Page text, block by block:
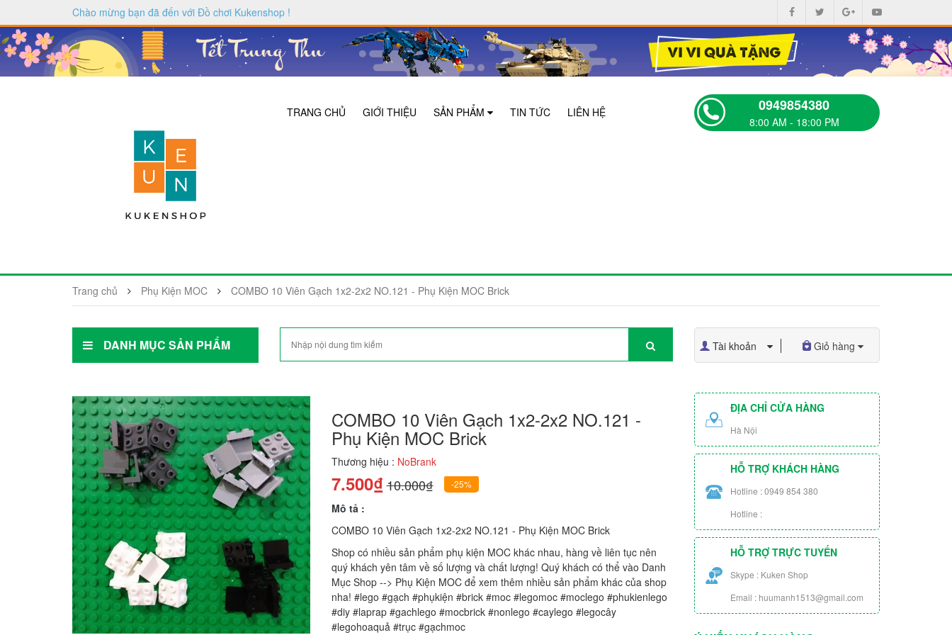
Chào mừng bạn đã đến với Đồ chơi Kukenshop !
TRANG CHỦ GIỚI THIỆU SẢN PHẨM TIN TỨC LIÊN HỆ 0949854380
8:00 AM - 18:00 PM
Trang chủ Phụ Kiện MOC COMBO 10 Viên Gạch 1x2-2x2 NO.121 - Phụ Kiện MOC Brick
DANH MỤC SẢN PHẨM Tài khoản Giỏ hàng
COMBO 10 Viên Gạch 1x2-2x2 NO.121 -
Phụ Kiện MOC Brick
Thương hiệu : NoBrank
7.500₫10.000₫ -25%
Mô tả :
COMBO 10 Viên Gạch 1x2-2x2 NO.121 - Phụ Kiện MOC Brick
Shop có nhiều sản phẩm phụ kiện MOC khác nhau, hàng về liên tục nên
quý khách yên tâm về số lượng và chất lượng! Quý khách có thể vào Danh
Mục Shop --> Phụ Kiện MOC để xem thêm nhiều sản phẩm khác của shop
nha! #lego #gạch #phụkiện #brick #moc #legomoc #moclego #phukienlego
#diy #laprap #gachlego #mocbrick #nonlego #caylego #legocây
#legohoaquả #trục #gạchmoc
ĐỊA CHỈ CỬA HÀNG
Hà Nội
HỖ TRỢ KHÁCH HÀNG
Hotline : 0949 854 380
Hotline :
HỖ TRỢ TRỰC TUYẾN
Skype : Kuken Shop
Email : huumanh1513@gmail.com